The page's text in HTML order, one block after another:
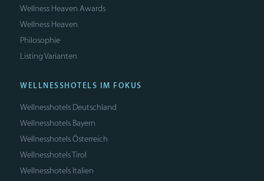
Wellness Heaven Awards
Wellness Heaven
Philosophie
Listing Varianten
WELLNESSHOTELS IM FOKUS
Wellnesshotels Deutschland
Wellnesshotels Bayern
Wellnesshotels Österreich
Wellnesshotels Tirol
Wellnesshotels Italien